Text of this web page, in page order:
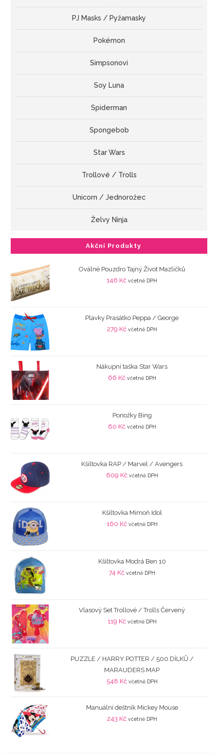
PJ Masks / Pyžamasky
Pokémon
Simpsonovi
Soy Luna
Spiderman
Spongebob
Star Wars
Trollové / Trolls
Unicorn / Jednorožec
Želvy Ninja
Akční Produkty
Oválné Pouzdro Tajný Život Mazlíčků
146 Kč včetně DPH
Plavky Prasátko Peppa / George
279 Kč včetně DPH
Nákupní taška Star Wars
66 Kč včetně DPH
Ponožky Bing
60 Kč včetně DPH
Kšiltovka RAP / Marvel / Avengers
609 Kč včetně DPH
Kšiltovka Mimoň Idol
160 Kč včetně DPH
Kšiltovka Modrá Ben 10
74 Kč včetně DPH
Vlasový Set Trollové / Trolls Červený
119 Kč včetně DPH
PUZZLE / HARRY POTTER / 500 DÍLKŮ /
MARAUDERS MAP
548 Kč včetně DPH
Manuální deštník Mickey Mouse
243 Kč včetně DPH